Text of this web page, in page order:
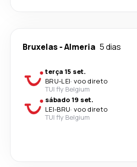
Bruxelas-Almeria 5 dias
terça 15 set.
BRU-LEI· voo direto
TUI fly Belgium
sábado 19 set.
LEI-BRU· voo direto
TUI fly Belgium